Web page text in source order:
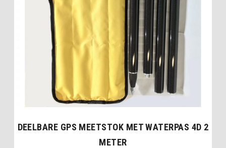
DEELBARE GPS MEETSTOK MET WATERPAS 4D 2
METER